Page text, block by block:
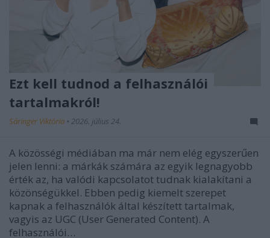
Ezt kell tudnod a felhasználói
tartalmakról!
Sáringer Viktória • 2026. július 24.
A közösségi médiában ma már nem elég egyszerűen
jelen lenni: a márkák számára az egyik legnagyobb
érték az, ha valódi kapcsolatot tudnak kialakítani a
közönségükkel. Ebben pedig kiemelt szerepet
kapnak a felhasználók által készített tartalmak,
vagyis az UGC (User Generated Content). A
felhasználói…